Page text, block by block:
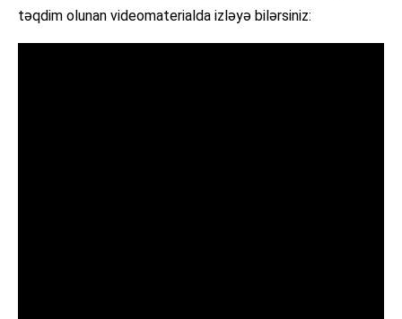
təqdim olunan videomaterialda izləyə bilərsiniz: